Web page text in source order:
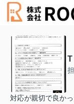
T
対応が親切で良か